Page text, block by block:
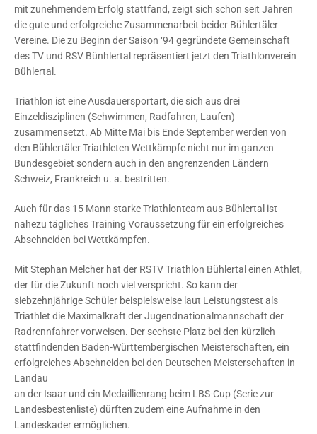
mit zunehmendem Erfolg stattfand, zeigt sich schon seit Jahren
die gute und erfolgreiche Zusammenarbeit beider Bühlertäler
Vereine. Die zu Beginn der Saison ‘94 gegründete Gemeinschaft
des TV und RSV Bünhlertal repräsentiert jetzt den Triathlonverein
Bühlertal.
Triathlon ist eine Ausdauersportart, die sich aus drei
Einzeldisziplinen (Schwimmen, Radfahren, Laufen)
zusammensetzt. Ab Mitte Mai bis Ende September werden von
den Bühlertäler Triathleten Wettkämpfe nicht nur im ganzen
Bundesgebiet sondern auch in den angrenzenden Ländern
Schweiz, Frankreich u. a. bestritten.
Auch für das 15 Mann starke Triathlonteam aus Bühlertal ist
nahezu tägliches Training Voraussetzung für ein erfolgreiches
Abschneiden bei Wettkämpfen.
Mit Stephan Melcher hat der RSTV Triathlon Bühlertal einen Athlet,
der für die Zukunft noch viel verspricht. So kann der
siebzehnjährige Schüler beispielsweise laut Leistungstest als
Triathlet die Maximalkraft der Jugendnationalmannschaft der
Radrennfahrer vorweisen. Der sechste Platz bei den kürzlich
stattfindenden Baden-Württembergischen Meisterschaften, ein
erfolgreiches Abschneiden bei den Deutschen Meisterschaften in
Landau
an der Isaar und ein Medaillienrang beim LBS-Cup (Serie zur
Landesbestenliste) dürften zudem eine Aufnahme in den
Landeskader ermöglichen.